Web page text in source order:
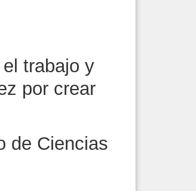
trabajo y
por crear
de Ciencias